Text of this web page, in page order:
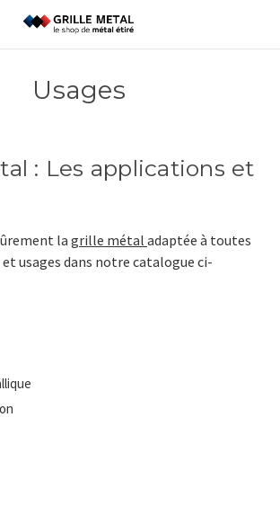
Usages
: Les applications et
la grille métal adaptée à toutes
usages dans notre catalogue ci-